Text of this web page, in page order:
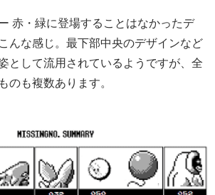
赤・緑に登場することはなかったデ
んな感じ。最下部中央のデザインなど
として流用されているようですが、全
のも複数あります。